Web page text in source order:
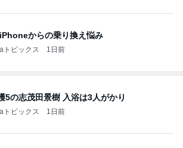
からの乗り換え悩み
トピックス 1日前
5の志茂田景樹 入浴は3人がかり
トピックス 1日前